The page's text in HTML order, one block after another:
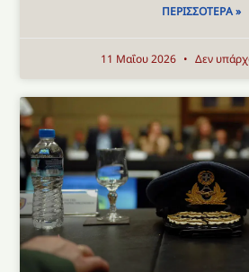
ΠΕΡΙΣΣΌΤΕΡΑ »
11 Μαΐου 2026 Δεν